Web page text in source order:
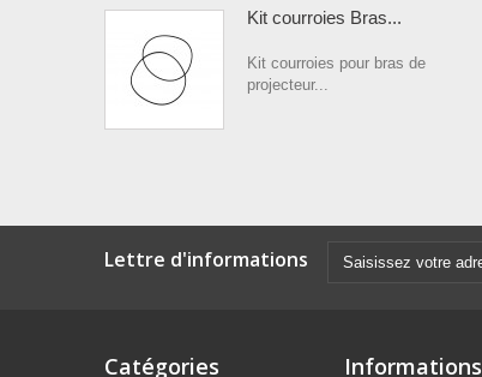
Kit courroies Bras...
Kit courroies pour bras de
projecteur...
Lettre d'informations
Catégories Informations